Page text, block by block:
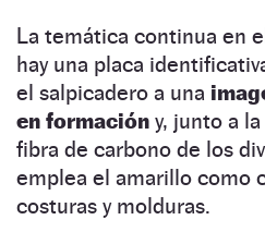
La temática continua en
hay una placa
el salpicadero a una
en formación y, junto a
fibra de carbono de los
emplea el amarillo como
costuras y molduras.